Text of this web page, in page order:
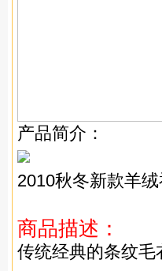
产品简介：
2010秋冬新款羊
商品描述：
传统经典的条纹